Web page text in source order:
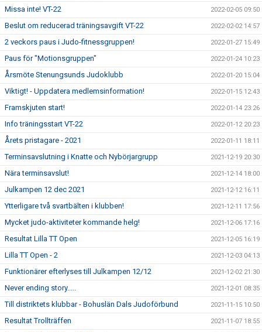
Missa inte! VT-22 2022-02-05 09:50
Beslut om reducerad träningsavgift VT-22 2022-02-02 14:57
2 veckors paus i Judo-fitnessgruppen! 2022-01-27 15:49
Paus för "Motionsgruppen" 2022-01-24 10:23
Årsmöte Stenungsunds Judoklubb 2022-01-20 15:04
Viktigt! - Uppdatera medlemsinformation! 2022-01-15 12:43
Framskjuten start! 2022-01-14 23:26
Info träningsstart VT-22 2022-01-12 20:23
Årets pristagare - 2021 2022-01-11 18:11
Terminsavslutning i Knatte och Nybörjargrupp 2021-12-19 20:30
Nära terminsavslut! 2021-12-14 18:00
Julkampen 12 dec 2021 2021-12-12 16:11
Ytterligare två svartbälten i klubben! 2021-12-11 17:56
Mycket judo-aktiviteter kommande helg! 2021-12-06 17:16
Resultat Lilla TT Open 2021-12-05 16:19
Lilla TT Open - 2 2021-12-03 04:13
Funktionärer efterlyses till Julkampen 12/12 2021-12-02 21:30
Never ending story..... 2021-12-01 08:35
Till distriktets klubbar - Bohuslän Dals Judoförbund 2021-11-15 10:50
Resultat Trollträffen 2021-11-07 18:55